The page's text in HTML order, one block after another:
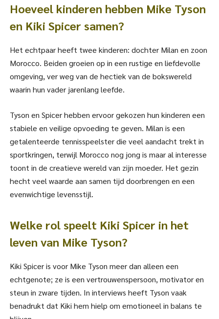
Hoeveel kinderen hebben Mike Tyson
en Kiki Spicer samen?
Het echtpaar heeft twee kinderen: dochter Milan en zoon
Morocco. Beiden groeien op in een rustige en liefdevolle
omgeving, ver weg van de hectiek van de bokswereld
waarin hun vader jarenlang leefde.
Tyson en Spicer hebben ervoor gekozen hun kinderen een
stabiele en veilige opvoeding te geven. Milan is een
getalenteerde tennisspeelster die veel aandacht trekt in
sportkringen, terwijl Morocco nog jong is maar al interesse
toont in de creatieve wereld van zijn moeder. Het gezin
hecht veel waarde aan samen tijd doorbrengen en een
evenwichtige levensstijl.
Welke rol speelt Kiki Spicer in het
leven van Mike Tyson?
Kiki Spicer is voor Mike Tyson meer dan alleen een
echtgenote; ze is een vertrouwenspersoon, motivator en
steun in zware tijden. In interviews heeft Tyson vaak
benadrukt dat Kiki hem hielp om emotioneel in balans te